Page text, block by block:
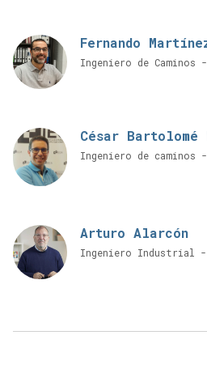
Fernando
Ingeniero de Caminos -
César Bartolomé
Ingeniero de caminos -
Arturo Alarcón
Ingeniero Industrial -